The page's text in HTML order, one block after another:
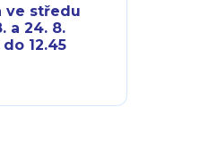
ve středu
a 24. 8.
12.45